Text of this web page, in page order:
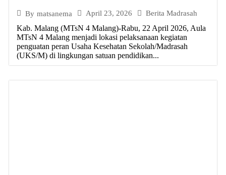
By matsanema April 23, 2026 Berita Madrasah
Kab. Malang (MTsN 4 Malang)-Rabu, 22 April 2026, Aula
MTsN 4 Malang menjadi lokasi pelaksanaan kegiatan
penguatan peran Usaha Kesehatan Sekolah/Madrasah
(UKS/M) di lingkungan satuan pendidikan...